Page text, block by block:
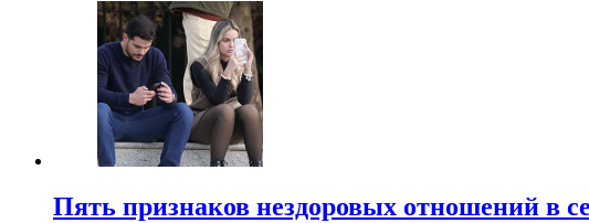
Пять признаков нездоровых отношений в